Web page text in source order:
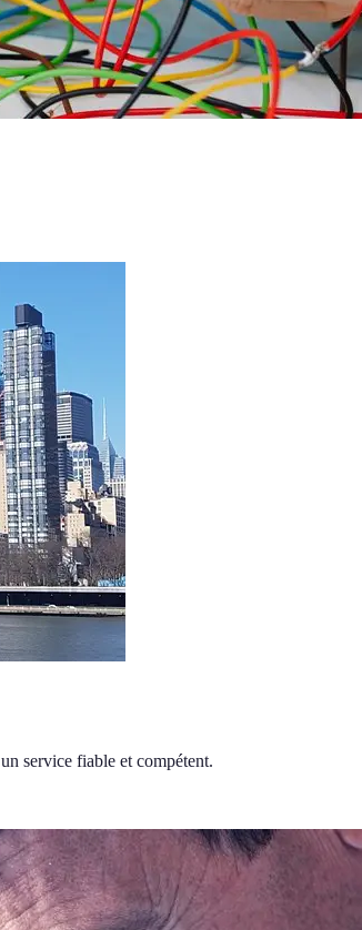
service fiable et compétent.